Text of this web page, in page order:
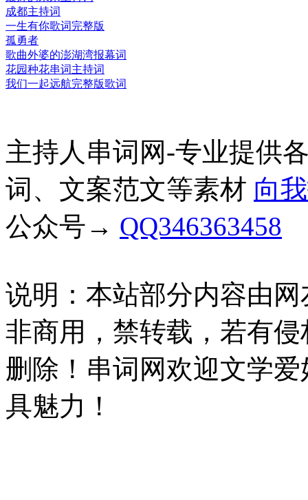
成都主持词
一生有你歌词完整版
孤勇者
歌曲外婆的澎湖湾报幕词
花园种花串词主持词
我们一起远航完整版歌词
主持人串词网-专业提供
词、文案范文等素材 向
公众号→ QQ346363458
说明：本站部分内容由
非商用，禁转载，若有
删除！串词网欢迎文学
具魅力！